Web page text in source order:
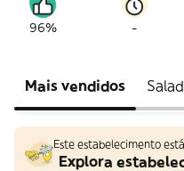
96% -
Mais vendidos
Este estabelecimento
Explora